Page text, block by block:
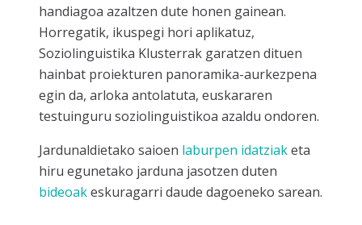
handiagoa azaltzen dute honen gainean.
Horregatik, ikuspegi hori aplikatuz,
Soziolinguistika Klusterrak garatzen dituen
hainbat proiekturen panoramika-aurkezpena
egin da, arloka antolatuta, euskararen
testuinguru soziolinguistikoa azaldu ondoren.
Jardunaldietako saioen laburpen idatziaketa
hiru egunetako jarduna jasotzen duten
bideoakeskuragarri daude dagoeneko sarean.